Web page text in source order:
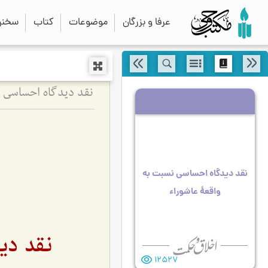
عرفا و بزرگان موضوعات کتاب
نقد دیدگاه احساسی نسبت به
واقعۀ عاشوراء
12527
نقد دیدگاه احساسی
نقد